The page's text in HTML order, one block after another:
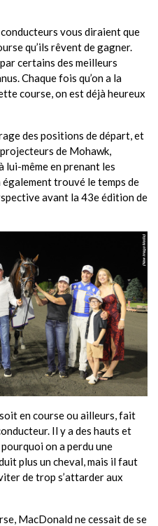
vous diraient que
qu’ils rêvent de gagner.
certains des meilleurs
Chaque fois qu’on a la
course, on est déjà heureux
des positions de départ, et
de Mohawk,
lui-même en prenant les
trouvé le temps de
avant la 43e édition de
en course ou ailleurs, fait
Il y a des hauts et
on a perdu une
plus un cheval, mais il faut
de trop s’attarder aux
MacDonald ne cessait de se